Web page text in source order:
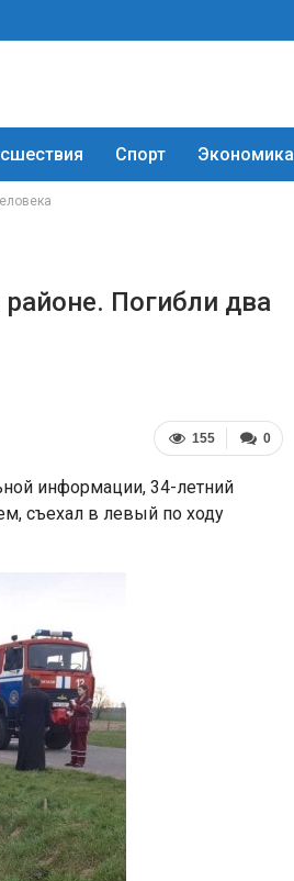
Спорт Экономика
Погибли два
0
155
информации, 34-летний
съехал в левый по ходу